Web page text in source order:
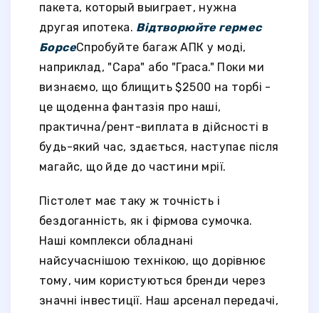
пакета, который выиграет, нужна
другая ипотека. Відтворюйте гермес
БорсеСпробуйте багаж АПК у моді,
наприклад, "Сара" або "Граса." Поки ми
визнаємо, що блищить $2500 на торбі -
це щоденна фантазія про наші,
практична/рент-виплата в дійсності в
будь-який час, здається, наступає після
магайс, що йде до частини мрії.
Пістолет має таку ж точність і
бездоганність, як і фірмова сумочка.
Наші комплекси обладнані
найсучаснішою технікою, що дорівнює
тому, чим користуються бренди через
значні інвестиції. Наш арсенал передачі,